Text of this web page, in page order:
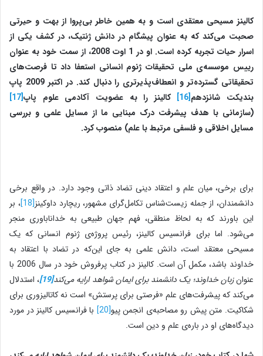
کالینز مسیحی معتقدی است و به همین خاطر بی‌پروا از بهت و حیرتی
صحبت می‌کند که به عنوان پیشگام در دانش ژنتیک، در کشف یکی از
اسرار حیات تجربه کرده است. او در 1 اوت 2008، از سمت خود به عنوان
رییس موسسه‌ی ملی تحقیقات ژنوم انسانی استعفا داد تا فرصت‌های
تحقیقاتی گسترده‌تر و انعطاف‌پذیرتری را دنبال کند. در اکتبر 2009 پاپ
بندیکت شانزدهم[16] کالینز را به عضویت آکادمی ‌علوم پاپ[17]
(سازمانی با هدف پیشرفت درک مبنایی ما از مسایل علمی ‌و بررسی
مسایل اخلاقی و فلسفی مرتبط با علم) منصوب کرد.
برای برخی، میان علم و اعتقاد دینی تضاد ذاتی وجود دارد. در واقع برخی
دانشمندان، از جمله زیست‌شناس تکامل‌گرای مشهور، ریچارد داوکینز[18]
، بر
این باورند که به لحاظ منطقی، فهم جهان طبیعی به خداناباوری منجر
می‌شود. اما برای فرانسیس کالینز، رئیس پروژه‌ی ژنوم انسانی که یک
مسیحی معتقد است، دانش علمی ‌به جای این‌که در تضاد با اعتقاد به
خداوند باشد، مکمل آن است. کالینز در کتاب پرفروش خود در سال 2006 با
عنوانزبان خداوند؛ یک دانشمند برای ایمان شواهد ارایه می‌کند[19]
، استدلال
می‌کند که پیشرفت‌های علم «فرصتی برای پرستش» است نه کاتالیزوری برای
شکاکیت. متن پیش رو مصاحبه‌ی انجمن پیو[20]
با فرانسیس کالینز در مورد
دیدگاه‌های او در باره‌ی علم و دین است.